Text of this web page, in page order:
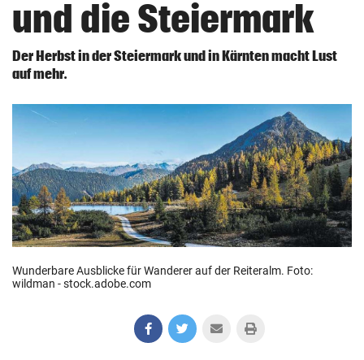
home Startseite
crisis_alert Ukraine-Krieg
Nachrichten expand_more
Aufklappen
Community & Meinung expand_more
Aufklappen
Magazin & Freizeit expand_more
Aufklappen
Extras expand_more
Aufklappen
Jobs
und die Stei­er­mark
Der Herbst in der Steiermark und in Kärnten macht Lust
auf mehr.
Wunder­bare Ausblicke für Wanderer auf der Reiteralm. Foto:
wildman - stock.​adobe.​com